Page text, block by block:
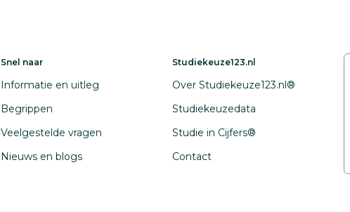
Snel naar
Informatie en uitleg
Begrippen
Veelgestelde vragen
Nieuws en blogs
Studiekeuze123.nl
Over Studiekeuze123.nl®
Studiekeuzedata
Studie in Cijfers®
Contact